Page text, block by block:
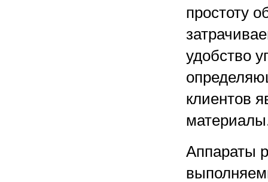
простоту
удобство
клиентов
Аппараты